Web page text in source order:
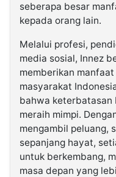
seberapa besar
kepada orang lain.
Melalui profesi,
media sosial, Innez
memberikan
masyarakat
bahwa keterbatasan
meraih mimpi.
mengambil peluang,
sepanjang hayat,
untuk berkembang,
masa depan yang